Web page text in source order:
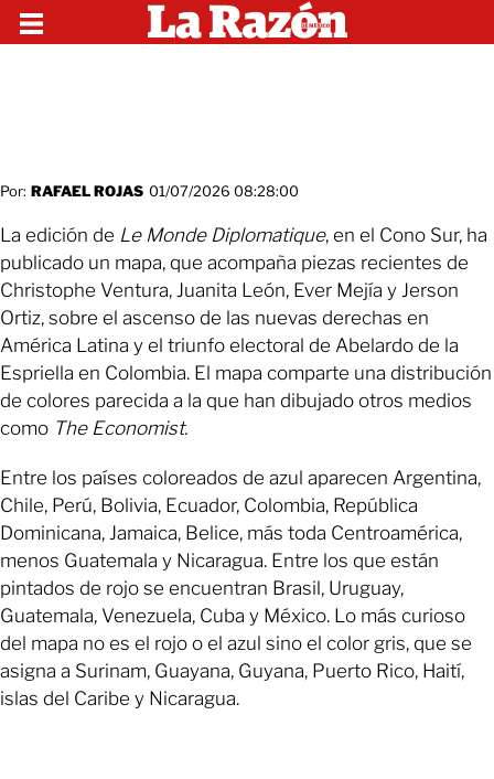
Por: RAFAEL ROJAS 01/07/2026 08:28:00
La edición de Le Monde Diplomatique, en el Cono Sur, ha
publicado un mapa, que acompaña piezas recientes de
Christophe Ventura, Juanita León, Ever Mejía y Jerson
Ortiz, sobre el ascenso de las nuevas derechas en
América Latina y el triunfo electoral de Abelardo de la
Espriella en Colombia. El mapa comparte una distribución
de colores parecida a la que han dibujado otros medios
como The Economist.
Entre los países coloreados de azul aparecen Argentina,
Chile, Perú, Bolivia, Ecuador, Colombia, República
Dominicana, Jamaica, Belice, más toda Centroamérica,
menos Guatemala y Nicaragua. Entre los que están
pintados de rojo se encuentran Brasil, Uruguay,
Guatemala, Venezuela, Cuba y México. Lo más curioso
del mapa no es el rojo o el azul sino el color gris, que se
asigna a Surinam, Guayana, Guyana, Puerto Rico, Haití,
islas del Caribe y Nicaragua.